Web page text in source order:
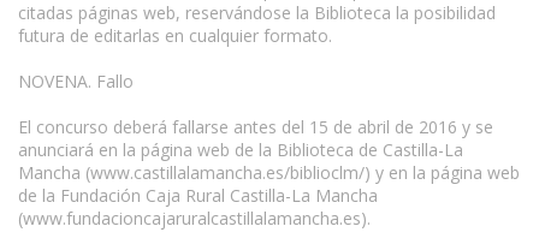
citadas páginas web, reservándose la Biblioteca la posibilidad
futura de editarlas en cualquier formato.
NOVENA. Fallo
El concurso deberá fallarse antes del 15 de abril de 2016 y se
anunciará en la página web de la Biblioteca de Castilla-La
Mancha (www.castillalamancha.es/biblioclm/) y en la página web
de la Fundación Caja Rural Castilla-La Mancha
(www.fundacioncajaruralcastillalamancha.es).